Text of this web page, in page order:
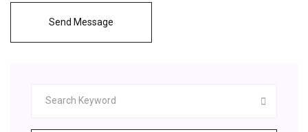
Send Message